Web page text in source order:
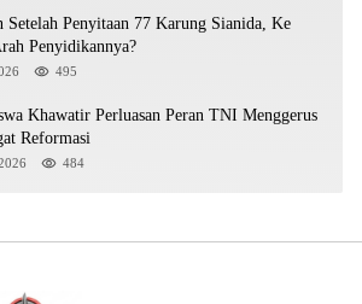
Setelah Penyitaan 77 Karung Sianida, Ke
Penyidikannya?
495
Khawatir Perluasan Peran TNI Menggerus
Reformasi
484